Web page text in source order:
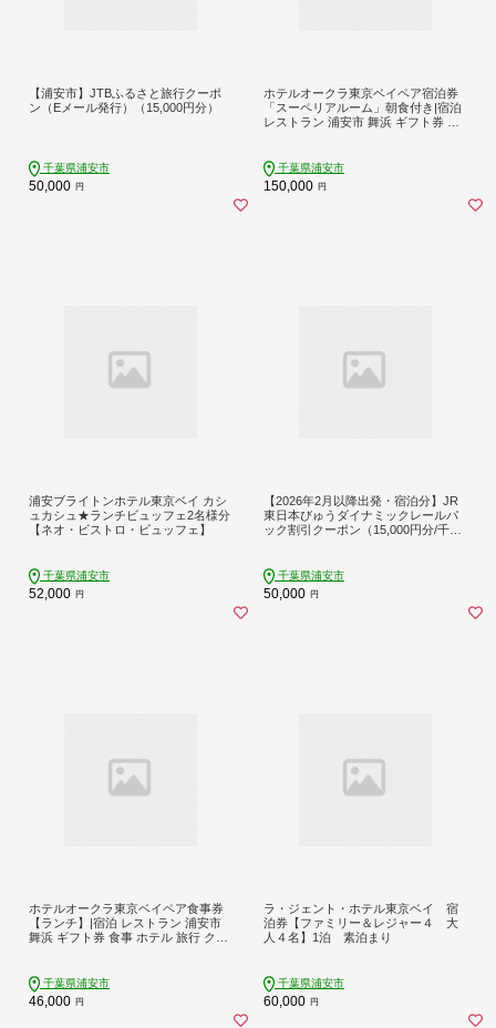
【浦安市】JTBふるさと旅行クーポ
ン（Eメール発行）（15,000円分）
千葉県浦安市
50,000 円
ホテルオークラ東京ベイペア宿泊券
「スーペリアルーム」朝食付き|宿泊
レストラン 浦安市 舞浜 ギフト券 食
千葉県浦安市
150,000 円
浦安ブライトンホテル東京ベイ カシ
ュカシュ★ランチビュッフェ2名様分
【ネオ・ビストロ・ビュッフェ】
千葉県浦安市
52,000 円
【2026年2月以降出発・宿泊分】JR
東日本びゅうダイナミックレールパ
ック割引クーポン（15,000円分/千葉
千葉県浦安市
50,000 円
ホテルオークラ東京ベイペア食事券
【ランチ】|宿泊 レストラン 浦安市
舞浜 ギフト券 食事 ホテル 旅行 クー
千葉県浦安市
46,000 円
ラ・ジェント・ホテル東京ベイ 宿
泊券【ファミリー＆レジャー４ 大
人４名】1泊 素泊まり
千葉県浦安市
60,000 円